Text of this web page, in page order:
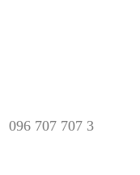
096 707 707 3